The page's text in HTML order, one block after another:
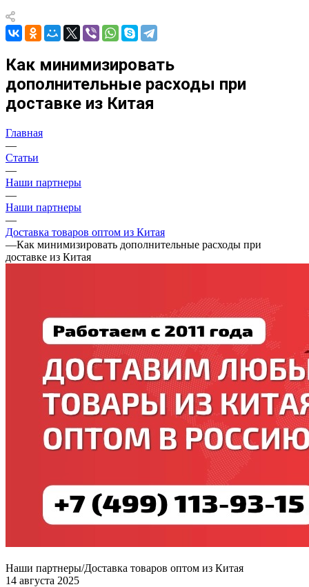
Как минимизировать
дополнительные расходы при
доставке из Китая
Главная
—
Статьи
—
Наши партнеры
—
Наши партнеры
—
Доставка товаров оптом из Китая
—Как минимизировать дополнительные расходы при
доставке из Китая
Наши партнеры/Доставка товаров оптом из Китая
14 августа 2025